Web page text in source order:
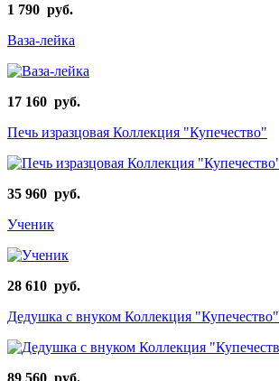
1 790 руб.
Ваза-лейка
17 160 руб.
Печь изразцовая Коллекция "Купечество"
35 960 руб.
Ученик
28 610 руб.
Дедушка с внуком Коллекция "Купечество"
89 560 руб.